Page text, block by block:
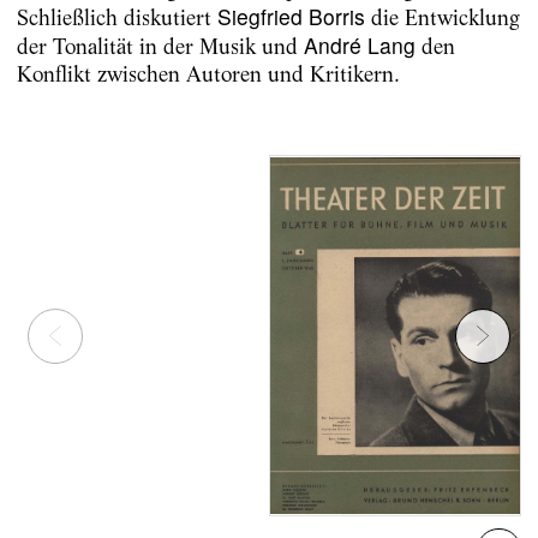
Schließlich diskutiert Siegfried Borris die Entwicklung
der Tonalität in der Musik und André Lang den
Konflikt zwischen Autoren und Kritikern.